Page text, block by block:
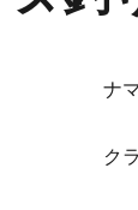
ナ
ク